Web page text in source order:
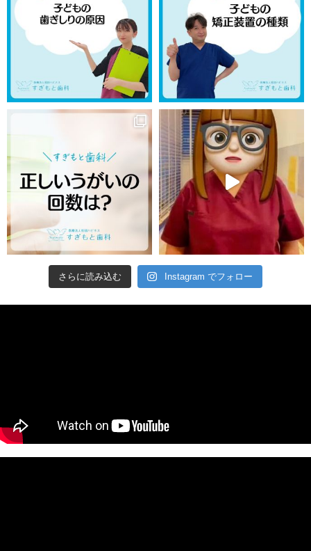
さらに読み込む Instagram でフォロー